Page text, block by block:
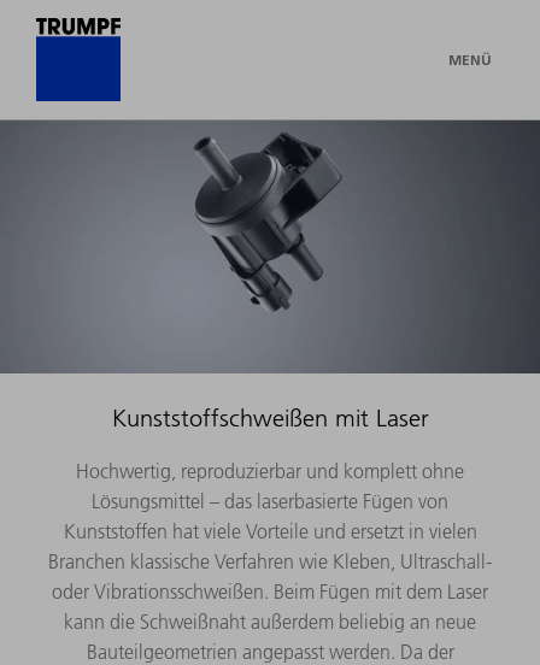
MENÜ
Kunststoffschweißen mit Laser
Hochwertig, reproduzierbar und komplett ohne
Lösungsmittel – das laserbasierte Fügen von
Kunststoffen hat viele Vorteile und ersetzt in vielen
Branchen klassische Verfahren wie Kleben, Ultraschall-
oder Vibrationsschweißen. Beim Fügen mit dem Laser
kann die Schweißnaht außerdem beliebig an neue
Bauteilgeometrien angepasst werden. Da der